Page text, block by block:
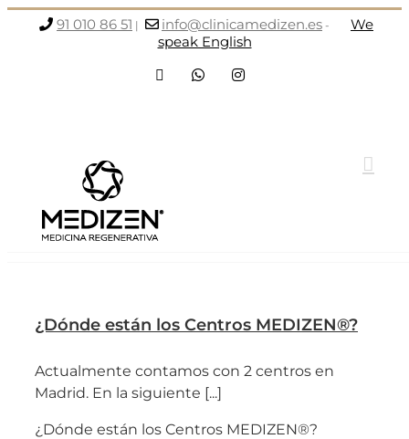
91 010 86 51 | info@clinicamedizen.es -
We
speak English
FacebookWhatsAppInstagram
¿Dónde están los Centros MEDIZEN®?
Actualmente contamos con 2 centros en
Madrid. En la siguiente [...]
¿Dónde están los Centros MEDIZEN®?